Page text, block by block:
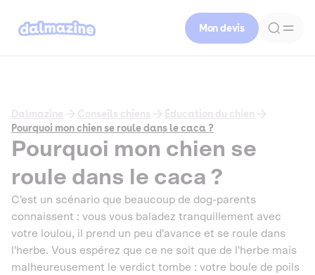
Mon devis
Dalmazine Conseils chiens
Éducation du chien
Pourquoi mon chien se roule dans le caca ?
Pourquoi mon chien se
roule dans le caca ?
C'est un scénario que beaucoup de dog-parents
connaissent : vous vous baladez tranquillement avec
votre loulou, il prend un peu d'avance et se roule dans
l'herbe. Vous espérez que ce ne soit que de l'herbe mais
malheureusement le verdict tombe : votre boule de poils